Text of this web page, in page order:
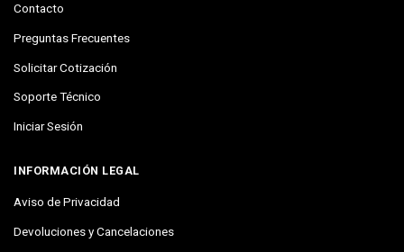
Contacto
Preguntas Frecuentes
Solicitar Cotización
Soporte Técnico
Iniciar Sesión
INFORMACIÓN LEGAL
Aviso de Privacidad
Devoluciones y Cancelaciones